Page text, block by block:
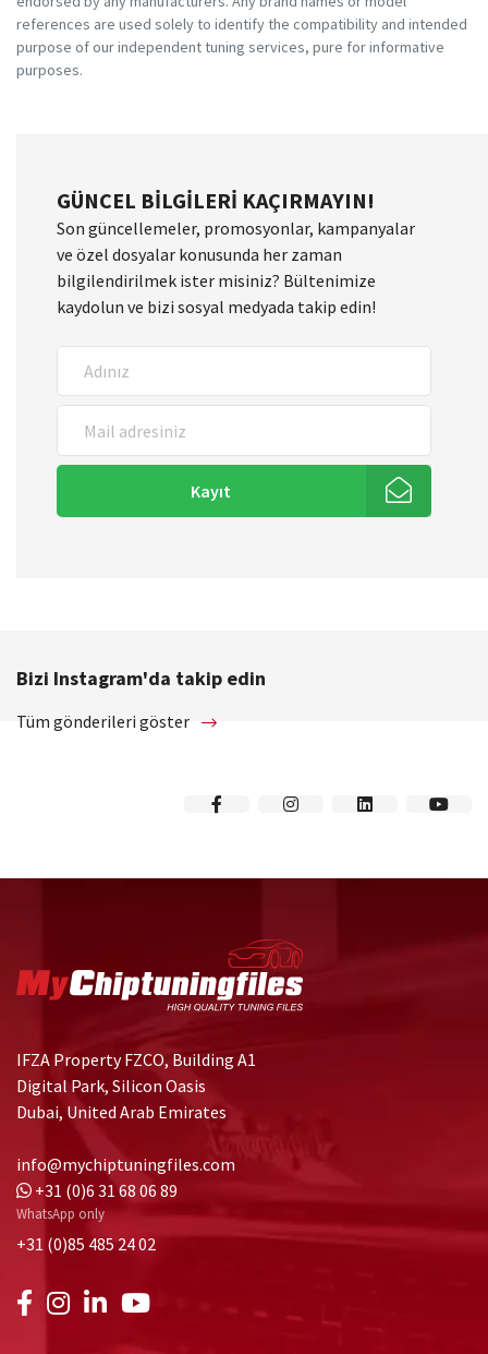
references are used solely to identify the compatibility and intended
purpose of our independent tuning services, pure for informative
purposes.
GÜNCEL BILGILERI KAÇIRMAYIN!
Son güncellemeler, promosyonlar, kampanyalar
ve özel dosyalar konusunda her zaman
bilgilendirilmek ister misiniz? Bültenimize
kaydolun ve bizi sosyal medyada takip edin!
Kayıt
Bizi Instagram'da takip edin
Tüm gönderileri göster
IFZA Property FZCO, Building A1
Digital Park, Silicon Oasis
Dubai, United Arab Emirates
info@mychiptuningfiles.com
+31 (0)6 31 68 06 89
WhatsApp only
+31 (0)85 485 24 02